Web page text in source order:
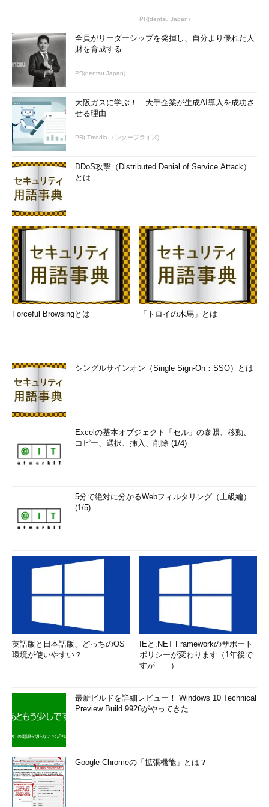
PR(dentsu Japan)
全員がリーダーシップを発揮し、自分より優れた人
財を育成する
PR(dentsu Japan)
大阪ガスに学ぶ！ 大手企業が生成AI導入を成功さ
せる理由
PR(ITmedia エンタープライズ)
DDoS攻撃（Distributed Denial of Service Attack）
とは
Forceful Browsingとは 「トロイの木馬」とは
シングルサインオン（Single Sign-On：SSO）とは
Excelの基本オブジェクト「セル」の参照、移動、
コピー、選択、挿入、削除 (1/4)
5分で絶対に分かるWebフィルタリング（上級編）
(1/5)
英語版と日本語版、どっちのOS
環境が使いやすい？
IEと.NET Frameworkのサポート
ポリシーが変わります（1年後で
すが……）
最新ビルドを詳細レビュー！ Windows 10 Technical
Preview Build 9926がやってきた ...
Google Chromeの「拡張機能」とは？